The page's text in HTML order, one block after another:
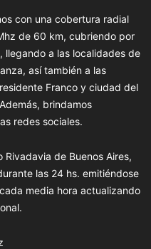
con una cobertura radial
de 60 km, cubriendo por
a las localidades de
así también a las
Franco y ciudad del
brindamos
redes sociales.
de Buenos Aires,
las 24 hs. emitiéndose
media hora actualizando